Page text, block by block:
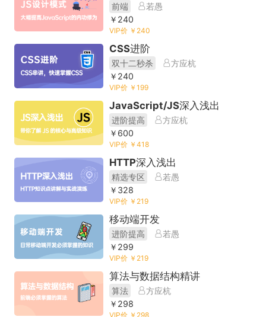
前端
若愚
￥240
VIP价 ￥240
CSS进阶
双十二秒杀
方应杭
￥240
VIP价 ￥199
JavaScript/JS深入浅出
进阶提高
方应杭
￥600
VIP价 ￥418
HTTP深入浅出
精选专区
若愚
￥328
VIP价 ￥219
移动端开发
进阶提高
若愚
￥299
VIP价 ￥219
算法与数据结构精讲
算法
方应杭
￥298
VIP价 ￥298